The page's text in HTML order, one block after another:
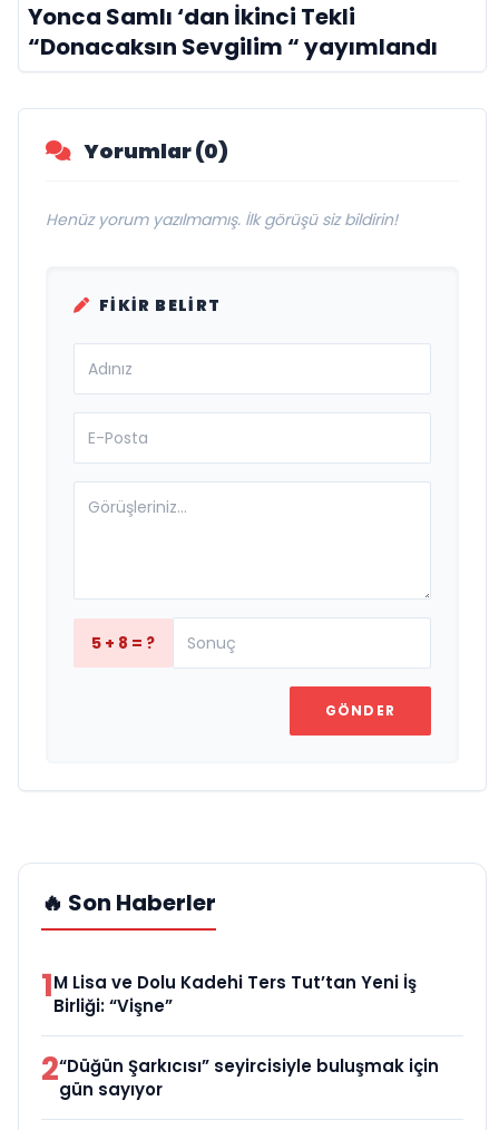
Yonca Samlı ‘dan İkinci Tekli
“Donacaksın Sevgilim “ yayımlandı
Yorumlar (0)
Henüz yorum yazılmamış. İlk görüşü siz bildirin!
FIKIR BELIRT
5 + 8 = ?
GÖNDER
🔥 Son Haberler
1M Lisa ve Dolu Kadehi Ters Tut’tan Yeni İş
Birliği: “Vişne”
2“Düğün Şarkıcısı” seyircisiyle buluşmak için
gün sayıyor